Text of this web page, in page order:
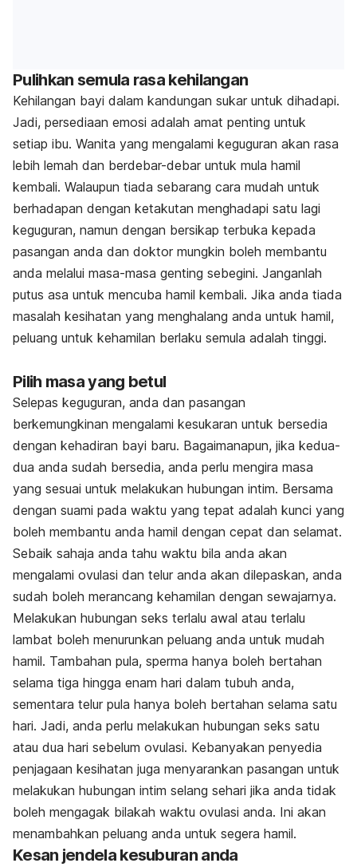
Pulihkan semula rasa kehilangan
Kehilangan bayi dalam kandungan sukar untuk dihadapi.
Jadi, persediaan emosi adalah amat penting untuk
setiap ibu. Wanita yang mengalami keguguran akan rasa
lebih lemah dan berdebar-debar untuk mula hamil
kembali. Walaupun tiada sebarang cara mudah untuk
berhadapan dengan ketakutan menghadapi satu lagi
keguguran, namun dengan bersikap terbuka kepada
pasangan anda dan doktor mungkin boleh membantu
anda melalui masa-masa genting sebegini. Janganlah
putus asa untuk mencuba hamil kembali. Jika anda tiada
masalah kesihatan yang menghalang anda untuk hamil,
peluang untuk kehamilan berlaku semula adalah tinggi.
Pilih masa yang betul
Selepas keguguran, anda dan pasangan
berkemungkinan mengalami kesukaran untuk bersedia
dengan kehadiran bayi baru. Bagaimanapun, jika kedua-
dua anda sudah bersedia, anda perlu mengira masa
yang sesuai untuk melakukan hubungan intim. Bersama
dengan suami pada waktu yang tepat adalah kunci yang
boleh membantu anda hamil dengan cepat dan selamat.
Sebaik sahaja anda tahu waktu bila anda akan
mengalami ovulasi dan telur anda akan dilepaskan, anda
sudah boleh merancang kehamilan dengan sewajarnya.
Melakukan hubungan seks terlalu awal atau terlalu
lambat boleh menurunkan peluang anda untuk mudah
hamil. Tambahan pula, sperma hanya boleh bertahan
selama tiga hingga enam hari dalam tubuh anda,
sementara telur pula hanya boleh bertahan selama satu
hari. Jadi, anda perlu melakukan hubungan seks satu
atau dua hari sebelum ovulasi. Kebanyakan penyedia
penjagaan kesihatan juga menyarankan pasangan untuk
melakukan hubungan intim selang sehari jika anda tidak
boleh mengagak bilakah waktu ovulasi anda. Ini akan
menambahkan peluang anda untuk segera hamil.
Kesan jendela kesuburan anda